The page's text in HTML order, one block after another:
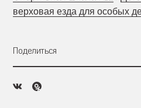
верховая езда для особых
Поделиться